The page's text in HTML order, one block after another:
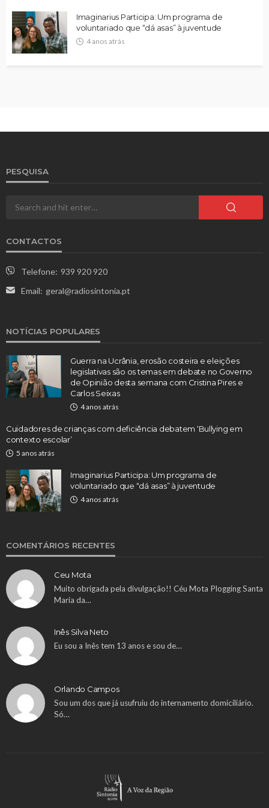
Imaginarius Participa: Um programa de
voluntariado que “dá asas” à juventude
4 anos atrás
PESQUISA
CONTACTOS
Telefone: 939 920 920
Email: geral@radiosintonia.pt
NOTÍCIAS POPULARES
Guerra na Ucrânia, erosão costeira e eleições
legislativas são os temas em debate no Governo
de Opinião desta semana com Cristina Pires e
Carlos Seixas
4 anos atrás
Cuidadores de crianças com deficiência debatem ‘Bullying em
contexto escolar’
5 anos atrás
Imaginarius Participa: Um programa de
voluntariado que “dá asas” à juventude
4 anos atrás
COMENTÁRIOS RECENTES
Ceu Mota
Muito obrigada pela divulgação!! Céu Mota Plogging Santa
Maria da…
Inês Silva Neto
Eu sou a Inês tem 13 anos e sou de…
Orlando Campos
Sou um dos que já usufruiu do internamento domiciliário.
Só…